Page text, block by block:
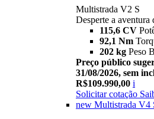
Multistrada V2 S
Desperte a aventura
115,6 CV
92,1 Nm
202 kg Peso
Preço público
31/08/2026, sem
R$109.990,00 i
Solicitar cotação
new Multistrada V4